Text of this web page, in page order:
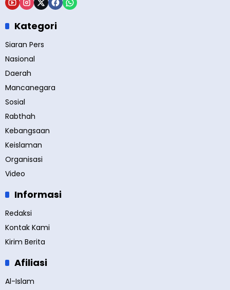
Kategori
Siaran Pers
Nasional
Daerah
Mancanegara
Sosial
Rabthah
Kebangsaan
Keislaman
Organisasi
Video
Informasi
Redaksi
Kontak Kami
Kirim Berita
Afiliasi
Al-Islam